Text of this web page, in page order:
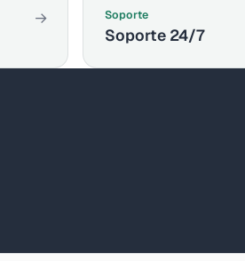
→ Soporte
Soporte 24/7